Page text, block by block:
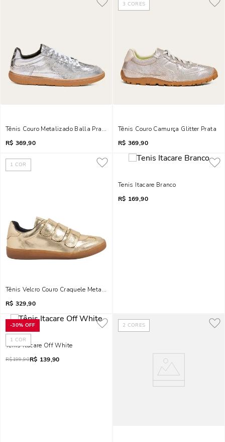
Tênis Couro Metalizado Balla Prata
R$ 369,90
3 CORES
Tênis Couro Camurça Glitter Prata
R$ 369,90
1 COR
Tênis Velcro Couro Craquele Metalizado Dourado
R$ 329,90
Tenis Itacare Branco
R$ 169,90
-30% OFF
1 COR
Tênis Itacare Off White
R$199,90R$ 139,90
2 CORES